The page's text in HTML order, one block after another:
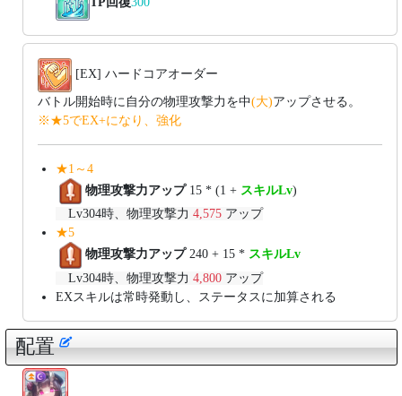
[EX] ハードコアオーダー
バトル開始時に自分の物理攻撃力を中(大)アップさせる。
※★5でEX+になり、強化
★1～4
物理攻撃力アップ15 * (1 + スキルLv)
Lv304時、物理攻撃力 4,575 アップ
★5
物理攻撃力アップ240 + 15 * スキルLv
Lv304時、物理攻撃力 4,800 アップ
EXスキルは常時発動し、ステータスに加算される
配置